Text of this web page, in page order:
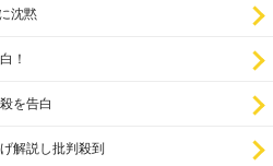
沈黙
！
を告白
解説し批判殺到